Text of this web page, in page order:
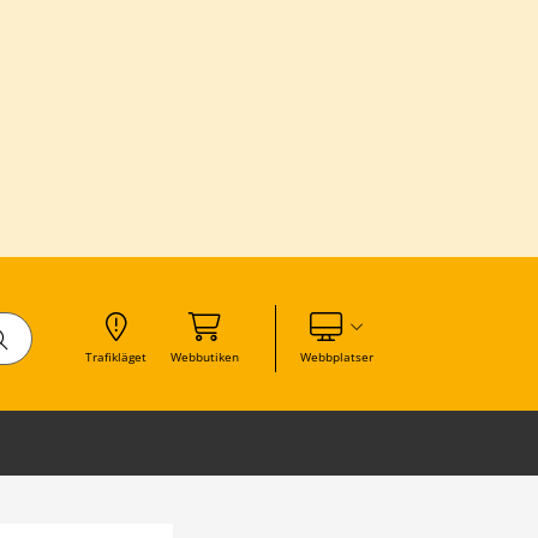
Trafikläget Webbutiken WebbplatserVisa våra andra webbplatser